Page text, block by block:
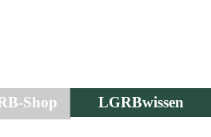
Shop LGRBwissen